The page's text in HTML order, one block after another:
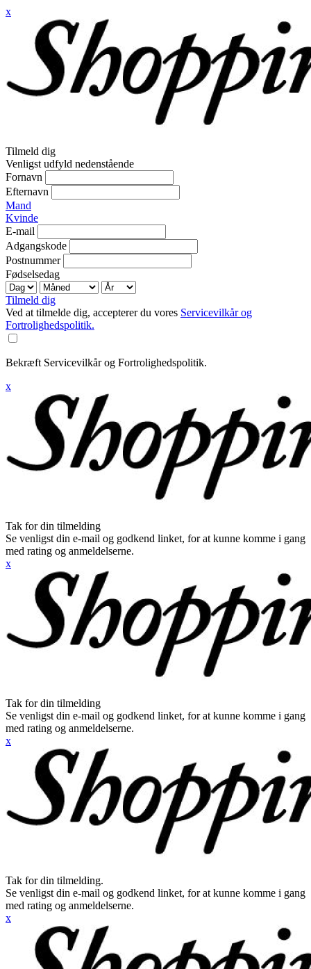
x
Tilmeld dig
Venligst udfyld nedenstående
Fornavn
Efternavn
Mand
Kvinde
E-mail
Adgangskode
Postnummer
Fødselsedag
Tilmeld dig
Ved at tilmelde dig, accepterer du vores Servicevilkår og
Fortrolighedspolitik.
Bekræft Servicevilkår og Fortrolighedspolitik.
x
Tak for din tilmelding
Se venligst din e-mail og godkend linket, for at kunne komme i gang
med rating og anmeldelserne.
x
Tak for din tilmelding
Se venligst din e-mail og godkend linket, for at kunne komme i gang
med rating og anmeldelserne.
x
Tak for din tilmelding.
Se venligst din e-mail og godkend linket, for at kunne komme i gang
med rating og anmeldelserne.
x